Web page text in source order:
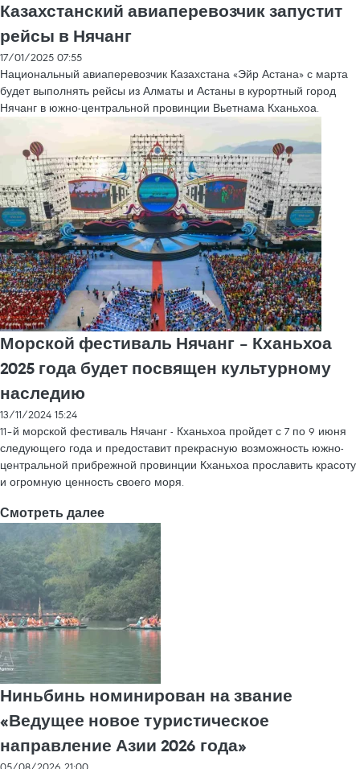
Казахстанский авиаперевозчик запустит
рейсы в Нячанг
17/01/2025 07:55
Национальный авиаперевозчик Казахстана «Эйр Астана» с марта
будет выполнять рейсы из Алматы и Астаны в курортный город
Нячанг в южно-центральной провинции Вьетнама Кханьхоа.
Морской фестиваль Нячанг – Кханьхоа
2025 года будет посвящен культурному
наследию
13/11/2024 15:24
11–й морской фестиваль Нячанг - Кханьхоа пройдет с 7 по 9 июня
следующего года и предоставит прекрасную возможность южно-
центральной прибрежной провинции Кханьхоа прославить красоту
и огромную ценность своего моря.
Смотреть далее
Ниньбинь номинирован на звание
«Ведущее новое туристическое
направление Азии 2026 года»